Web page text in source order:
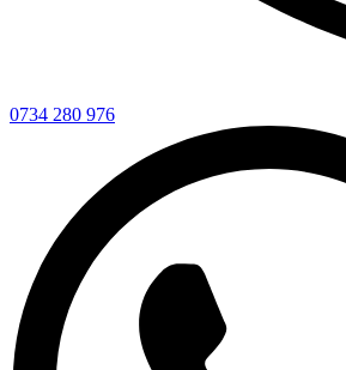
0734 280 976